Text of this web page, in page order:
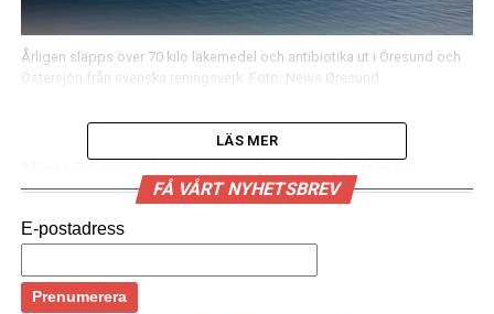
Årligen släpps över 70 kilo läkemedel och antibiotika ut i Öresund och
Östersjön från svenska reningsverk. Foto: News Øresund
Minst 71 kilo läkemedel sköljs varje år ut med
vattnet i Skåne – och det mesta hamnar i Öresund.
Det visar en ny forskningsrapport från Högskolan
Kristianstad. En mer omfattande beräkning visar att
det totalt kan handla om utsläpp på uppemot 600
kilo per år.
LÄS MER
FÅ VÅRT NYHETSBREV
E-postadress